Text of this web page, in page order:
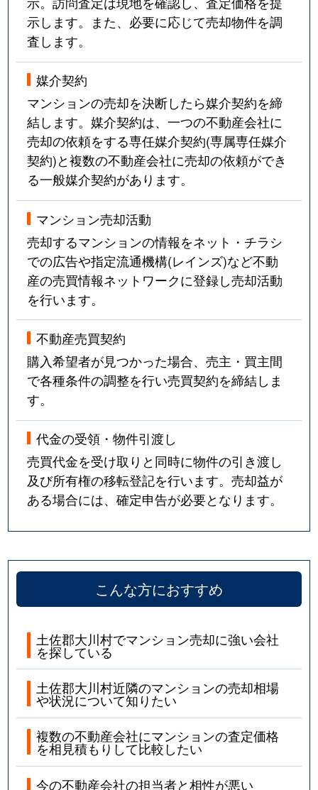
示します。また、必要に応じて売却物件を調
査します。
媒介契約
マンションの売却を決断したら媒介契約を締
結します。媒介契約は、一つの不動産会社に
売却の依頼をする専任媒介契約(専属専任媒介
契約)と複数の不動産会社に売却の依頼ができ
る一般媒介契約があります。
マンション売却活動
売却するマンションの情報をネット・チラシ
での広告や指定流通機構(レインズ)など不動
産の売買情報ネットワークに登録し売却活動
を行います。
不動産売買契約
購入希望者が見つかった場合、売主・買主間
で各種条件の調整を行い売買契約を締結しま
す。
代金の受領・物件引渡し
売買代金を受け取りと同時に物件の引き渡し
及び所有権の移転登記を行います。売却益が
ある場合には、確定申告が必要となります。
こんな方におすすめ
土佐郡大川村でマンション売却に強い会社
を探している
土佐郡大川村近隣のマンションの売却相場
や状況について知りたい
複数の不動産会社にマンションの査定価格
を相見積もりして比較したい
今の不動産会社の担当者と相性が悪い